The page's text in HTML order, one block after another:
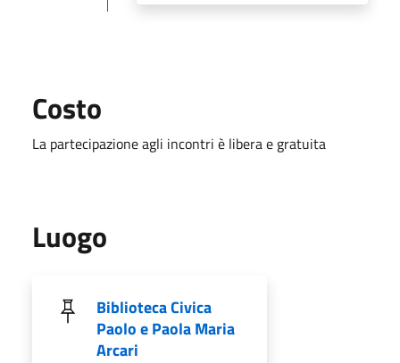
Costo
La partecipazione agli incontri è libera e gratuita
Luogo
Biblioteca Civica
Paolo e Paola Maria
Arcari